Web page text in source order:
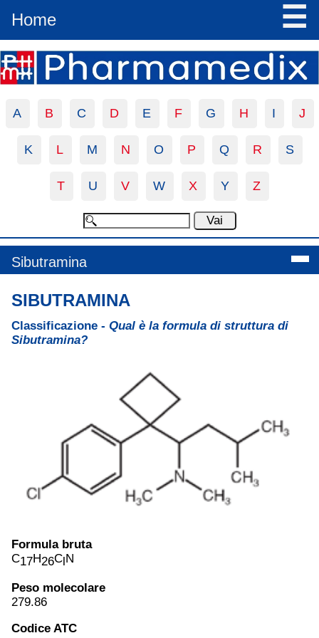
Home ☰
A B C D E F G H I J
K L M N O P Q R S
T U V W X Y Z
Sibutramina
SIBUTRAMINA
Classificazione - Qual è la formula di struttura di
Sibutramina?
Formula bruta
C17H26C N
Peso molecolare
279.86
Codice ATC